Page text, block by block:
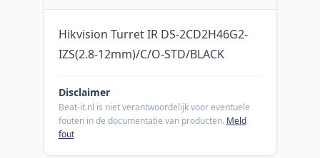
Hikvision Turret IR DS-2CD2H46G2-
IZS(2.8-12mm)/C/O-STD/BLACK
Disclaimer
Beat-it.nl is niet verantwoordelijk voor eventuele
fouten in de documentatie van producten. Meld
fout